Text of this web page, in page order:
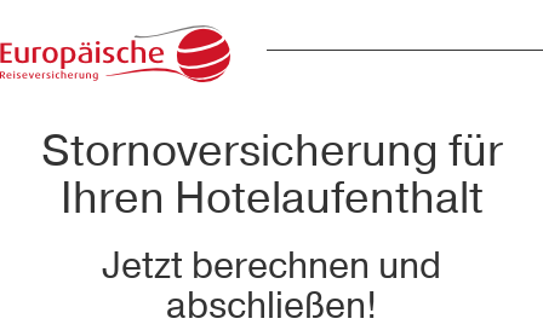
Stornoversicherung für
Ihren Hotelaufenthalt
Jetzt berechnen und
abschließen!